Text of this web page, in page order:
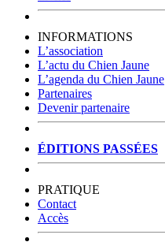
INFORMATIONS
L’association
L’actu du Chien Jaune
L’agenda du Chien Jaune
Partenaires
Devenir partenaire
ÉDITIONS PASSÉES
PRATIQUE
Contact
Accès